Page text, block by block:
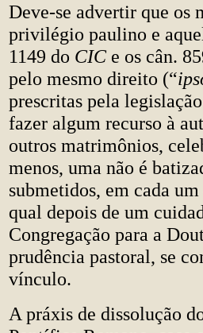
Deve-se advertir que os
privilégio paulino e
1149 do CIC e os cân.
pelo mesmo direito (“
prescritas pela
fazer algum recurso à
outros matrimônios,
menos, uma não é
submetidos, em cada
qual depois de um
Congregação para a
prudência pastoral, se
vínculo.
A práxis de dissolução